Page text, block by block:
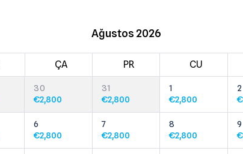
ÇA PR CU
Ağustos 2026
30
€2,800
31
€2,800
1
€2,800
2
€
6
€2,800
7
€2,800
8
€2,800
9
€